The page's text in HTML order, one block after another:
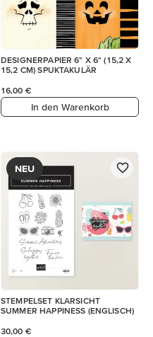
DESIGNERPAPIER 6" X 6" (15,2 X
15,2 CM) SPUKTAKULÄR
16,00 €
In den Warenkorb
NEU
STEMPELSET KLARSICHT
SUMMER HAPPINESS (ENGLISCH)
30,00 €